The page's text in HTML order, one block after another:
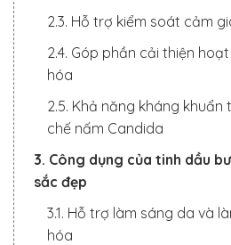
2.3. Hỗ trợ kiểm soát cảm
2.4. Góp phần cải thiện
hóa
2.5. Khả năng kháng khuẩn
chế nấm Candida
3. Công dụng của tinh dầu
sắc đẹp
3.1. Hỗ trợ làm sáng da và
hóa